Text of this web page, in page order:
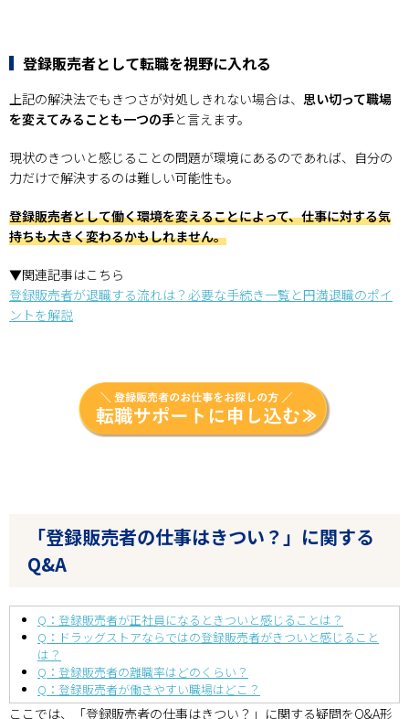
登録販売者として転職を視野に入れる
上記の解決法でもきつさが対処しきれない場合は、 思い切って職場
を変えてみることも一つの手と言えます。
現状のきついと感じることの問題が環境にあるのであれば、自分の
力だけで解決するのは難しい可能性も。
登録販売者として働く環境を変えることによって、仕事に対する気
持ちも大きく変わるかもしれません。
▼関連記事はこちら
登録販売者が退職する流れは？必要な手続き一覧と円満退職のポイ
ントを解説
「登録販売者の仕事はきつい？」に関する
Q&A
Q：登録販売者が正社員になるときついと感じることは？
Q：ドラッグストアならではの登録販売者がきついと感じること
は？
Q：登録販売者の離職率はどのくらい？
Q：登録販売者が働きやすい職場はどこ？
ここでは、「登録販売者の仕事はきつい？」に関する疑問をQ&A形